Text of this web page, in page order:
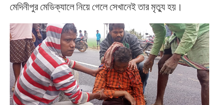
মেদিনীপুর মেডিক্যালে নিয়ে গেলে সেখানেই তার মৃত্যু হয়।